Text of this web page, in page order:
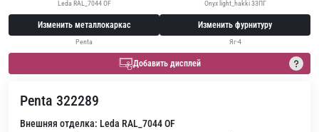
Leda RAL_7044 OF
Изменить металлокаркас
Penta
Onyx light_hakki 33ПГ
Изменить фурнитуру
Яг-4
Добавить дисплей
Penta 322289
Внешняя отделка: Leda RAL_7044 OF